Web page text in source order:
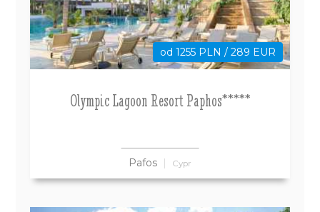
od 1255 PLN / 289 EUR
Olympic Lagoon Resort Paphos*****
Pafos Cypr